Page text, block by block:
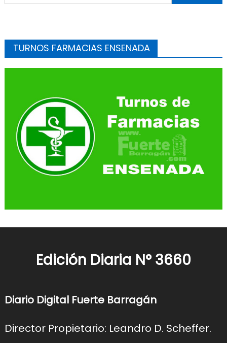
TURNOS FARMACIAS ENSENADA
Edición Diaria N° 3660
Diario Digital Fuerte Barragán
Director Propietario: Leandro D. Scheffer.